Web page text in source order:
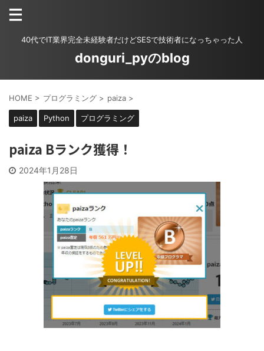
40代でIT業界完全未経験者だけどSESで技術者になっちゃった人
donguri_pyのblog
HOME > プログラミング > paiza >
paiza Python プログラミング
paiza Bランク獲得！
2024年1月28日